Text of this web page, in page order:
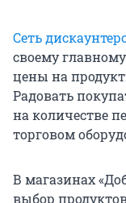
Сеть
своему
цены на
Радовать
на количестве
торговом
В магазинах
выбор